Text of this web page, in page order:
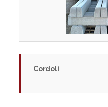
Cordoli